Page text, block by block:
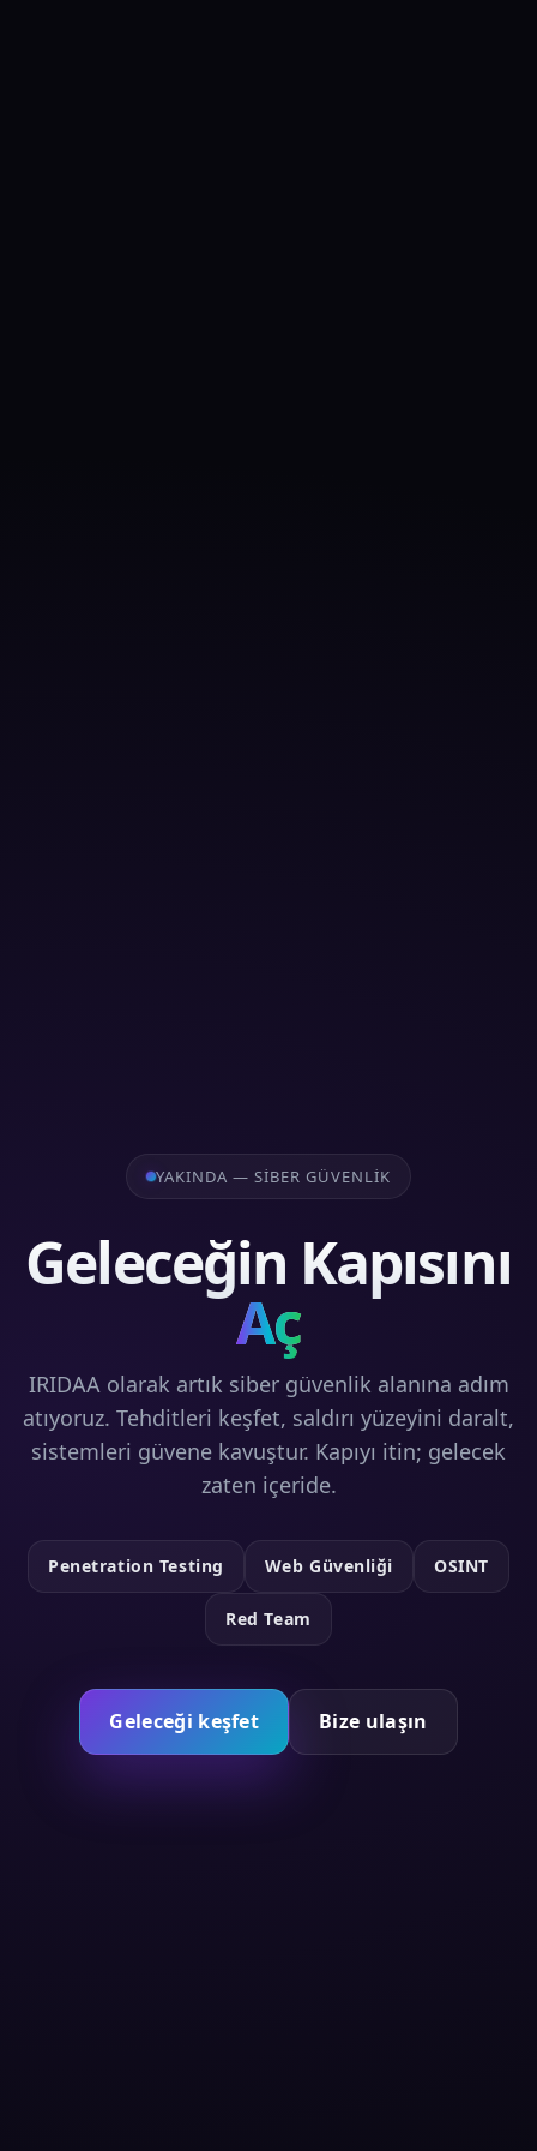
YAKINDA — SIBER GÜVENLIK
Geleceğin Kapısını
Aç
IRIDAA olarak artık siber güvenlik alanına adım
atıyoruz. Tehditleri keşfet, saldırı yüzeyini daralt,
sistemleri güvene kavuştur. Kapıyı itin; gelecek
zaten içeride.
Penetration Testing Web Güvenliği OSINT
Red Team
Geleceği keşfet Bize ulaşın